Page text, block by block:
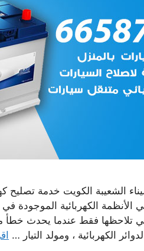
الشعيبة الكويت خدمة تصليح
الكهربائية الموجودة
تلاحظها فقط عندما يحدث خطأ
الكهربائية ، ومولد التيار …